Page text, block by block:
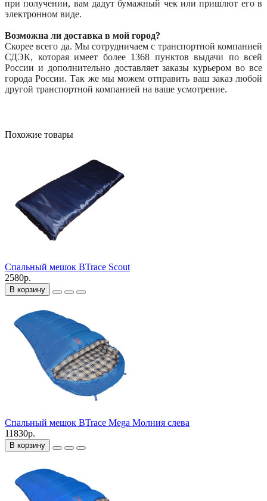
при получении, вам дадут бумажный чек или пришлют его в
электронном виде.
Возможна ли доставка в мой город?
Скорее всего да. Мы сотрудничаем с транспортной компанией
СДЭК, которая имеет более 1368 пунктов выдачи по всей
России и дополнительно доставляет заказы курьером во все
города России. Так же мы можем отправить ваш заказ любой
другой транспортной компанией на ваше усмотрение.
Похожие товары
Спальный мешок BTrace Scout
2580р.
В корзину
Спальный мешок BTrace Mega Молния слева
11830р.
В корзину